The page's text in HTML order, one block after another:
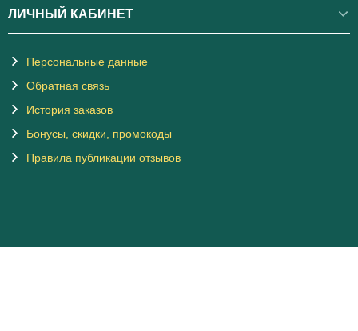
ЛИЧНЫЙ КАБИНЕТ
Персональные данные
Обратная связь
История заказов
Бонусы, скидки, промокоды
Правила публикации отзывов